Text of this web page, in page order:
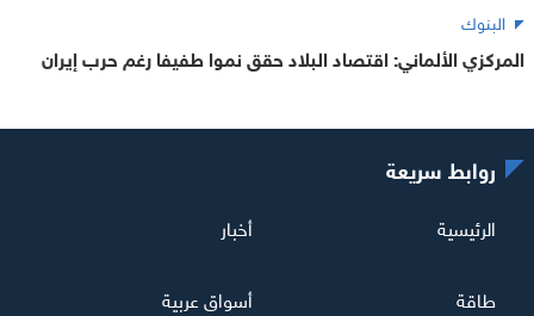
البنوك
المركزي الألماني: اقتصاد البلاد حقق نموا طفيفا رغم حرب إيران
روابط سريعة
الرئيسية أخبار
طاقة أسواق عربية